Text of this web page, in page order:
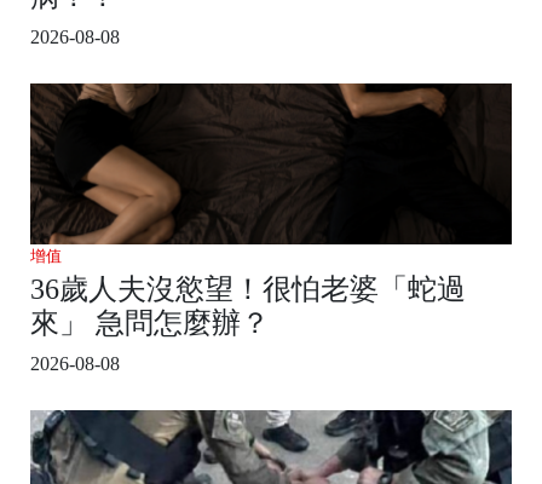
2026-08-08
增值
36歲人夫沒慾望！很怕老婆「蛇過
來」 急問怎麼辦？
2026-08-08